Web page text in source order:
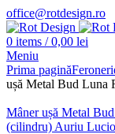
office@rotdesign.ro
0 items / 0,00 lei
Meniu
Prima pagină
ușă Metal Bud Luna
Mâner ușă Metal
(cilindru) Auriu